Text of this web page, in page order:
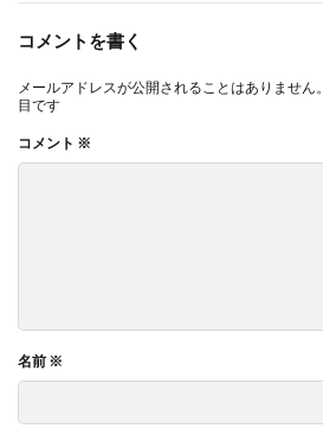
コメントを書く
メールアドレスが公開されることはありません。
目です
コメント ※
名前 ※